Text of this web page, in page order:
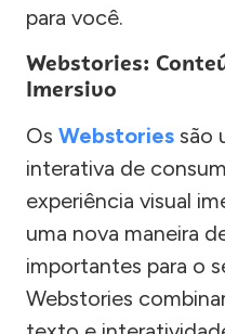
para você.
Webstories:
Imersivo
Os Webstories são
interativa de
experiência visual
uma nova maneira
importantes para o
Webstories